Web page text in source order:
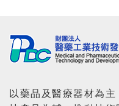
以藥品及醫療器材為